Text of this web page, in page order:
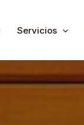
Servicios